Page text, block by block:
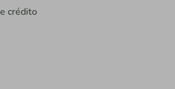
crédito